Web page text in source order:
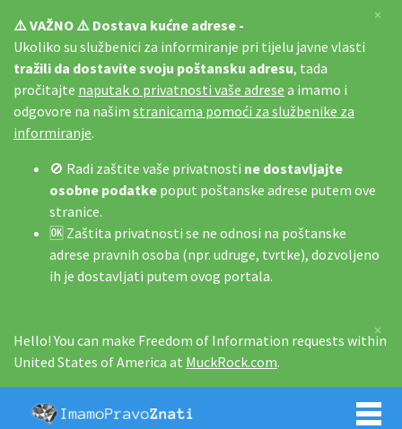
⚠️ VAŽNO ⚠️ Dostava kućne adrese -
Ukoliko su službenici za informiranje pri tijelu javne vlasti
tražili da dostavite svoju poštansku adresu, tada
pročitajte naputak o privatnosti vaše adrese a imamo i
odgovore na našim stranicama pomoći za službenike za
informiranje.
🚫 Radi zaštite vaše privatnosti ne dostavljajte
osobne podatke poput poštanske adrese putem ove
stranice.
🆗 Zaštita privatnosti se ne odnosi na poštanske
adrese pravnih osoba (npr. udruge, tvrtke), dozvoljeno
ih je dostavljati putem ovog portala.
×
Hello! You can make Freedom of Information requests within
United States of America at MuckRock.com.
×
Imamo